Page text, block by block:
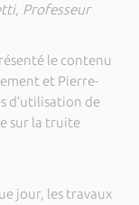
Professeur
le contenu
et Pierre-
d’utilisation de
sur la truite
jour, les travaux